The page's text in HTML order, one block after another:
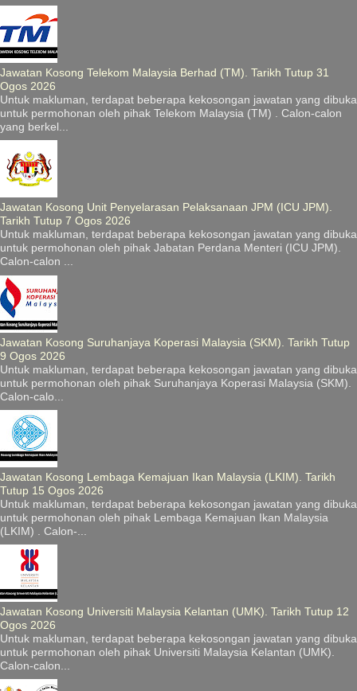
Jawatan Kosong Telekom Malaysia Berhad (TM). Tarikh Tutup 31
Ogos 2026
Untuk makluman, terdapat beberapa kekosongan jawatan yang dibuka
untuk permohonan oleh pihak Telekom Malaysia (TM) . Calon-calon
yang berkel...
Jawatan Kosong Unit Penyelarasan Pelaksanaan JPM (ICU JPM).
Tarikh Tutup 7 Ogos 2026
Untuk makluman, terdapat beberapa kekosongan jawatan yang dibuka
untuk permohonan oleh pihak Jabatan Perdana Menteri (ICU JPM).
Calon-calon ...
Jawatan Kosong Suruhanjaya Koperasi Malaysia (SKM). Tarikh Tutup
9 Ogos 2026
Untuk makluman, terdapat beberapa kekosongan jawatan yang dibuka
untuk permohonan oleh pihak Suruhanjaya Koperasi Malaysia (SKM).
Calon-calo...
Jawatan Kosong Lembaga Kemajuan Ikan Malaysia (LKIM). Tarikh
Tutup 15 Ogos 2026
Untuk makluman, terdapat beberapa kekosongan jawatan yang dibuka
untuk permohonan oleh pihak Lembaga Kemajuan Ikan Malaysia
(LKIM) . Calon-...
Jawatan Kosong Universiti Malaysia Kelantan (UMK). Tarikh Tutup 12
Ogos 2026
Untuk makluman, terdapat beberapa kekosongan jawatan yang dibuka
untuk permohonan oleh pihak Universiti Malaysia Kelantan (UMK).
Calon-calon...